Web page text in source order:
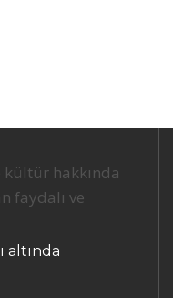
hakkında
faydalı ve
altında